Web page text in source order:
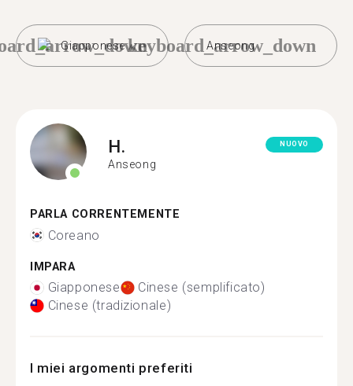
Giapponese Anseong
keyboard_arrow_down
H.
Anseong
NUOVO
PARLA CORRENTEMENTE
Coreano
IMPARA
Giapponese
Cinese (semplificato)
Cinese (tradizionale)
I miei argomenti preferiti